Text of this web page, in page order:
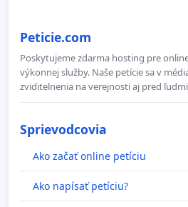
Peticie.com
Poskytujeme zdarma hosting pre
výkonnej služby. Naše petície sa v
zviditelnenia na verejnosti aj pred
Sprievodcovia
Ako začať online petíciu
Ako napísať petíciu?